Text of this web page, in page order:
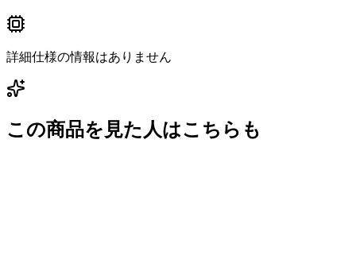
詳細仕様の情報はありません
この商品を見た人はこちらも